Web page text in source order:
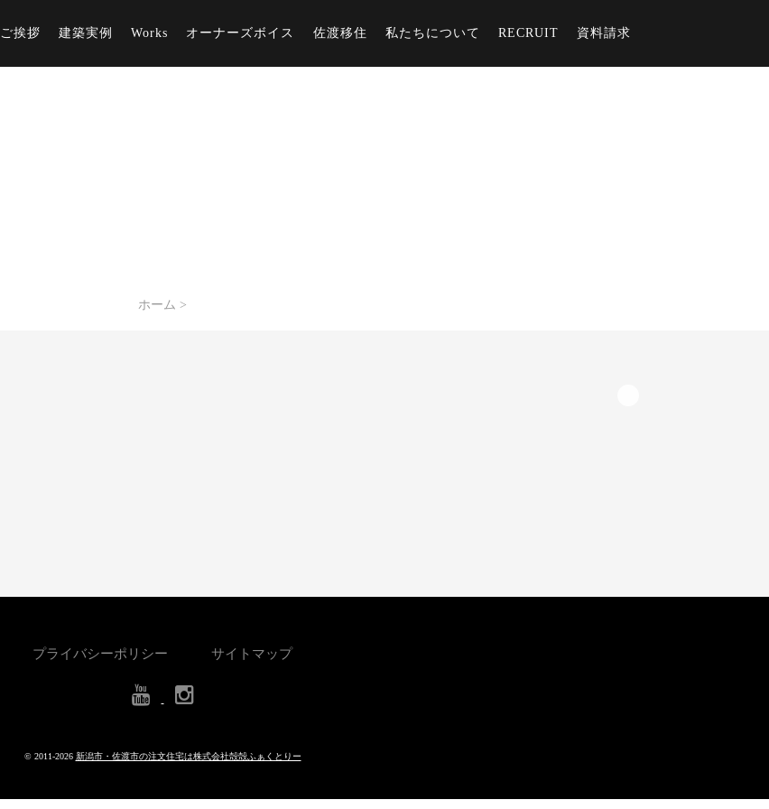
ご挨拶 建築実例 Works オーナーズボイス 佐渡移住 私たちについて RECRUIT 資料請求
ホーム >
プライバシーポリシー サイトマップ
© 2011-2026 新潟市・佐渡市の注文住宅は株式会社殻殻ふぁくとりー